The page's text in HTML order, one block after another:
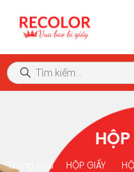
Trang chủ
HỘP GIẤY